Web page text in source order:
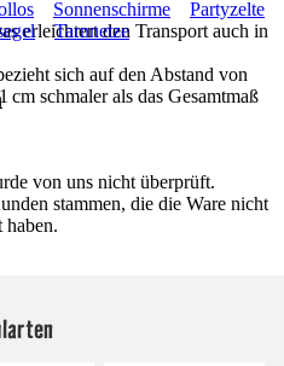
erleichtert den Transport auch in
sich auf den Abstand von
cm schmaler als das Gesamtmaß
Sonnenschirme
Partyzelte
Tarnnetze
von uns nicht überprüft.
stammen, die die Ware nicht
haben.